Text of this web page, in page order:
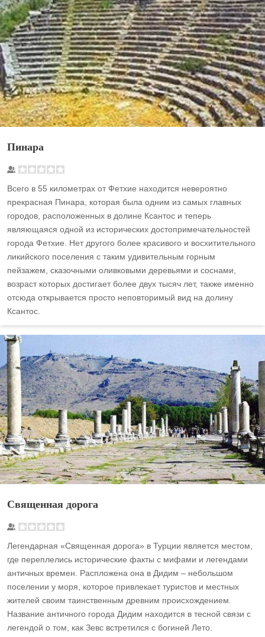
Пинара
Всего в 55 километрах от Фетхие находится невероятно
прекрасная Пинара, которая была одним из самых главных
городов, расположенных в долине Ксантос и теперь
являющаяся одной из исторических достопримечательностей
города Фетхие. Нет другого более красивого и восхитительного
ликийского поселения с таким удивительным горным
пейзажем, сказочными оливковыми деревьями и соснами,
возраст которых достигает более двух тысяч лет, также именно
отсюда открывается просто неповторимый вид на долину
Ксантос.
Священная дорога
Легендарная «Священная дорога» в Турции является местом,
где переплелись исторические факты с мифами и легендами
античных времен. Распложена она в Дидим – небольшом
поселении у моря, которое привлекает туристов и местных
жителей своим таинственным древним происхождением.
Название античного города Дидим находится в тесной связи с
легендой о том, как Зевс встретился с богиней Лето.